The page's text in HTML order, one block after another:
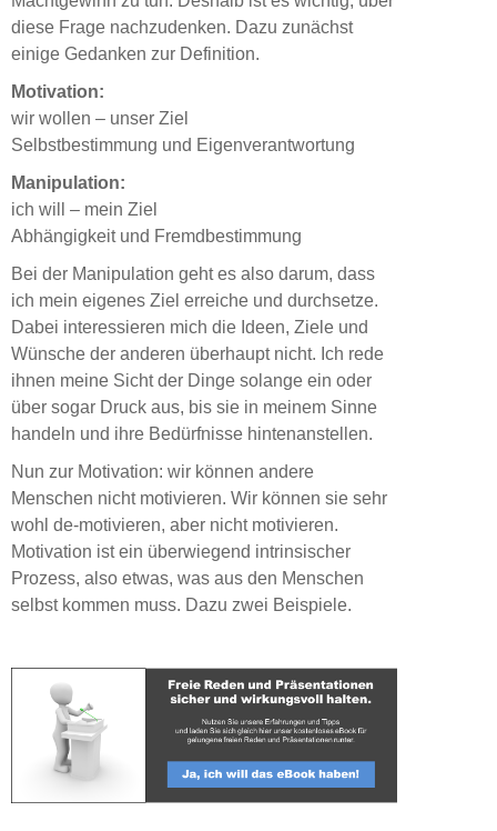
diese Frage nachzudenken. Dazu zunächst
einige Gedanken zur Definition.
Motivation:
wir wollen – unser Ziel
Selbstbestimmung und Eigenverantwortung
Manipulation:
ich will – mein Ziel
Abhängigkeit und Fremdbestimmung
Bei der Manipulation geht es also darum, dass
ich mein eigenes Ziel erreiche und durchsetze.
Dabei interessieren mich die Ideen, Ziele und
Wünsche der anderen überhaupt nicht. Ich rede
ihnen meine Sicht der Dinge solange ein oder
über sogar Druck aus, bis sie in meinem Sinne
handeln und ihre Bedürfnisse hintenanstellen.
Nun zur Motivation: wir können andere
Menschen nicht motivieren. Wir können sie sehr
wohl de-motivieren, aber nicht motivieren.
Motivation ist ein überwiegend intrinsischer
Prozess, also etwas, was aus den Menschen
selbst kommen muss. Dazu zwei Beispiele.